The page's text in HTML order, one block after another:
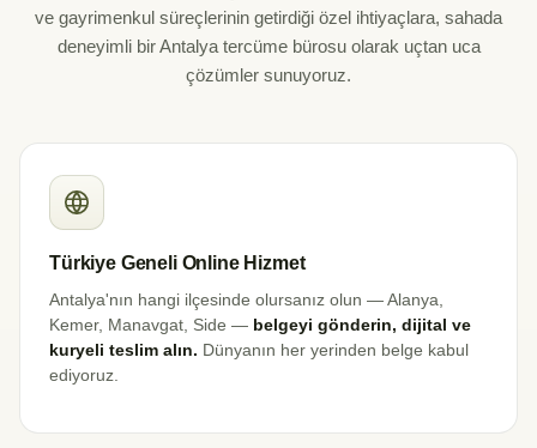
ve gayrimenkul süreçlerinin getirdiği özel ihtiyaçlara, sahada
deneyimli bir Antalya tercüme bürosu olarak uçtan uca
çözümler sunuyoruz.
Türkiye Geneli Online Hizmet
Antalya'nın hangi ilçesinde olursanız olun — Alanya,
Kemer, Manavgat, Side — belgeyi gönderin, dijital ve
kuryeli teslim alın. Dünyanın her yerinden belge kabul
ediyoruz.